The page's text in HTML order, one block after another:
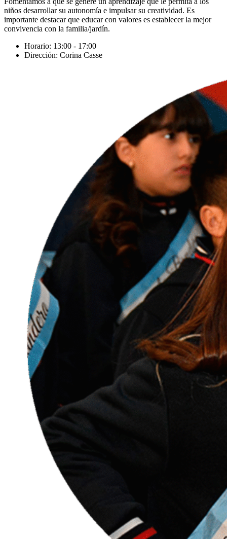
niños desarrollar su autonomía e impulsar su creatividad. Es
importante destacar que educar con valores es establecer la mejor
convivencia con la familia/jardín.
Horario: 13:00 - 17:00
Dirección: Corina Casse